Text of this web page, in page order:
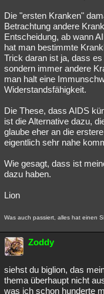
Die "ersten Kranken"
Betrachtung andere
Entscheidung, ab wann
hat man bestimmte
Trick daran ist ja, dass
sondern immer andere
man halt eine
Widerstandsfähigkeit.
Die These, dass AIDS
ist die Alternative dazu,
glaube eher an die
eigentlich sehr nahe
Wie gesagt, dass ist
dazu haben.
Lion
Was auch passiert, alles hat einen
Zoddy
siehst du biglion, das
thema überhaupt nicht
was ich schon hunderte